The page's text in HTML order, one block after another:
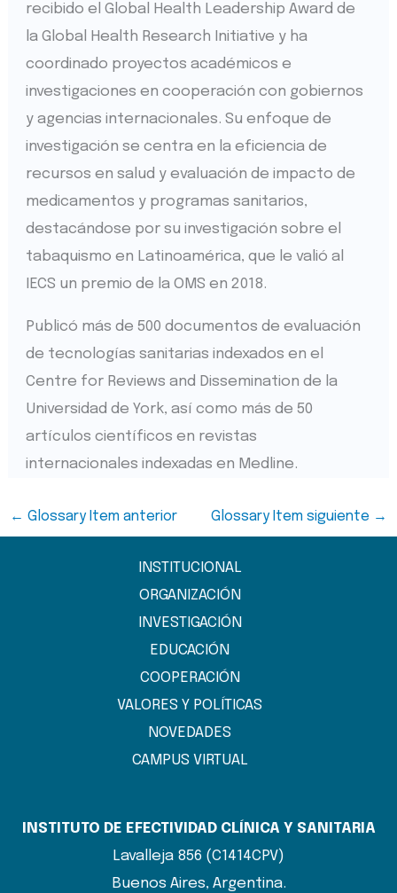
recibido el Global Health Leadership Award de
la Global Health Research Initiative y ha
coordinado proyectos académicos e
investigaciones en cooperación con gobiernos
y agencias internacionales. Su enfoque de
investigación se centra en la eficiencia de
recursos en salud y evaluación de impacto de
medicamentos y programas sanitarios,
destacándose por su investigación sobre el
tabaquismo en Latinoamérica, que le valió al
IECS un premio de la OMS en 2018.
Publicó más de 500 documentos de evaluación
de tecnologías sanitarias indexados en el
Centre for Reviews and Dissemination de la
Universidad de York, así como más de 50
artículos científicos en revistas
internacionales indexadas en Medline.
← Glossary Item anterior Glossary Item siguiente →
INSTITUCIONAL
ORGANIZACIÓN
INVESTIGACIÓN
EDUCACIÓN
COOPERACIÓN
VALORES Y POLÍTICAS
NOVEDADES
CAMPUS VIRTUAL
INSTITUTO DE EFECTIVIDAD CLÍNICA Y SANITARIA
Lavalleja 856 (C1414CPV)
Buenos Aires, Argentina.